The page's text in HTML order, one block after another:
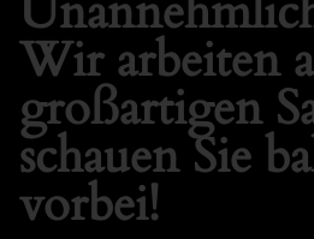
Wir arbeiten
großartigen
schauen Sie
vorbei!